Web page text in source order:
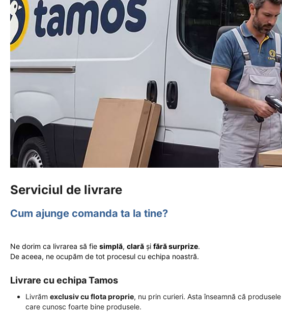
Serviciul de livrare
Cum ajunge comanda ta la tine?
Ne dorim ca livrarea să fie simplă, clară și fără surprize.
De aceea, ne ocupăm de tot procesul cu echipa noastră.
Livrare cu echipa Tamos
Livrăm exclusiv cu flota proprie, nu prin curieri. Asta înseamnă că
care cunosc foarte bine produsele.